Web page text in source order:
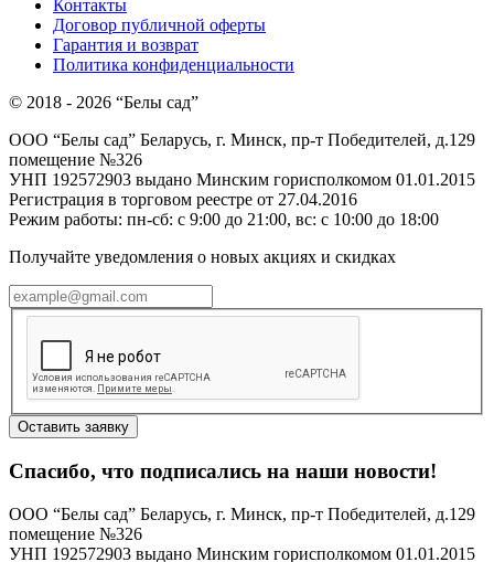
Контакты
Договор публичной оферты
Гарантия и возврат
Политика конфиденциальности
© 2018 - 2026 “Белы сад”
ООО “Белы сад” Беларусь, г. Минск, пр-т Победителей, д.129
помещение №326
УНП 192572903 выдано Минским горисполкомом 01.01.2015
Регистрация в торговом реестре от 27.04.2016
Режим работы: пн-сб: с 9:00 до 21:00, вс: с 10:00 до 18:00
Получайте уведомления о новых акциях и скидках
Оставить заявку
Спасибо, что подписались на наши новости!
ООО “Белы сад” Беларусь, г. Минск, пр-т Победителей, д.129
помещение №326
УНП 192572903 выдано Минским горисполкомом 01.01.2015